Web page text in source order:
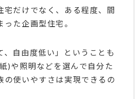
宅だけでなく、ある程度、間
た企画型住宅。
、自由度低い」ということも
)や照明などを選んで自分た
の使いやすさは実現できるの